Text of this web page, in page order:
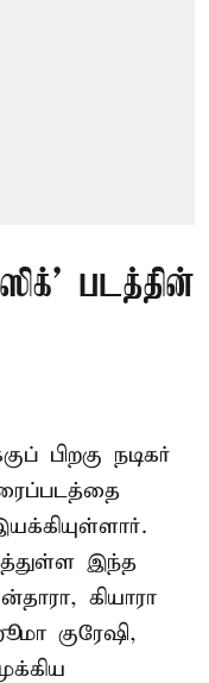
படத்தின்
பிறகு நடிகர்
இந்த
கியாரா
குரேஷி,